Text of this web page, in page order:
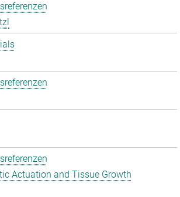
Actuation and Tissue Growth